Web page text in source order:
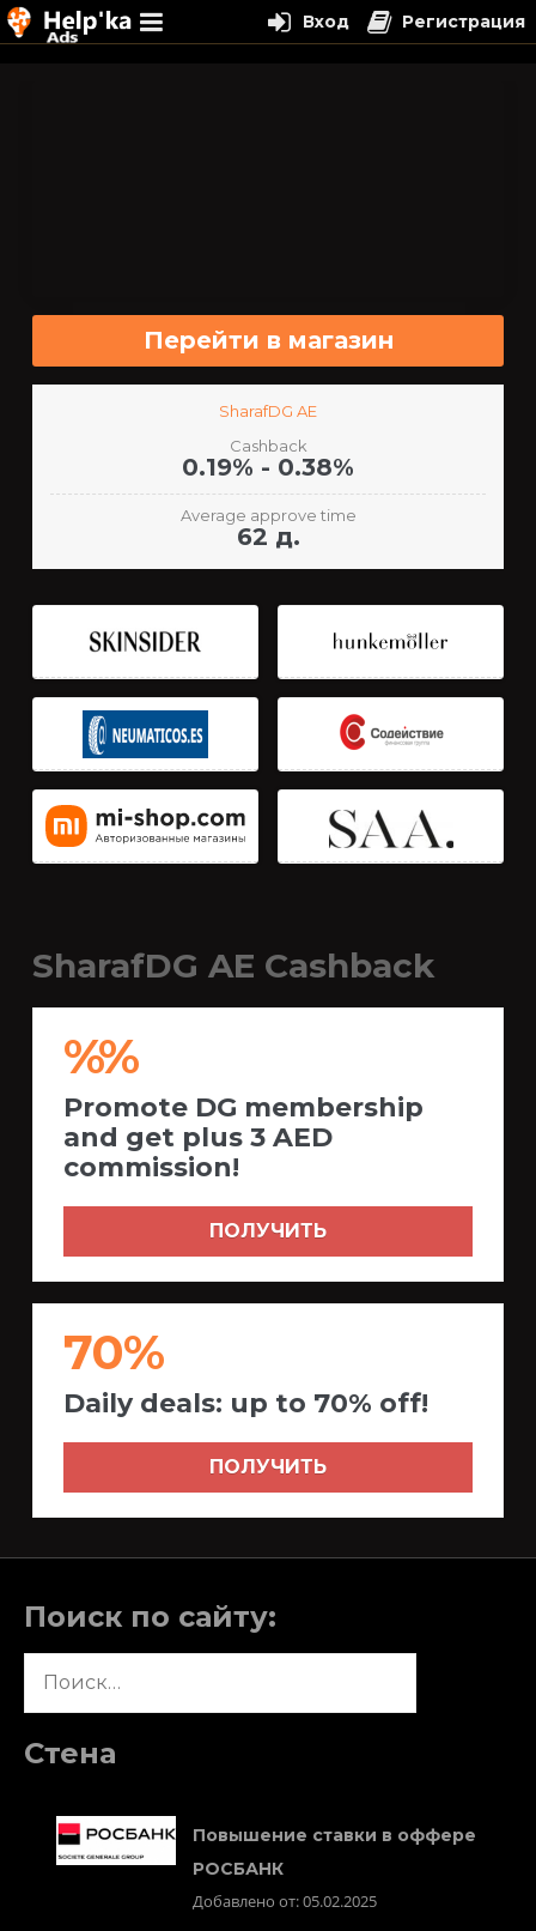
Перейти в магазин
SharafDG AE
Cashback
0.19% - 0.38%
Average approve time
62 д.
SharafDG AE Cashback
%%
Promote DG membership
and get plus 3 AED
commission!
ПОЛУЧИТЬ
70%
Daily deals: up to 70% off!
ПОЛУЧИТЬ
Поиск по сайту:
Стена
Повышение ставки в оффере
РОСБАНК
Добавлено от: 05.02.2025
Вход Регистрация